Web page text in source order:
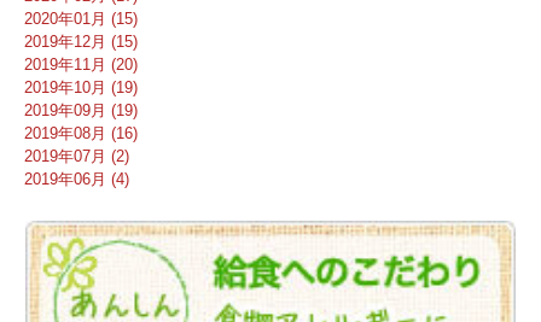
2020年01月 (15)
2019年12月 (15)
2019年11月 (20)
2019年10月 (19)
2019年09月 (19)
2019年08月 (16)
2019年07月 (2)
2019年06月 (4)